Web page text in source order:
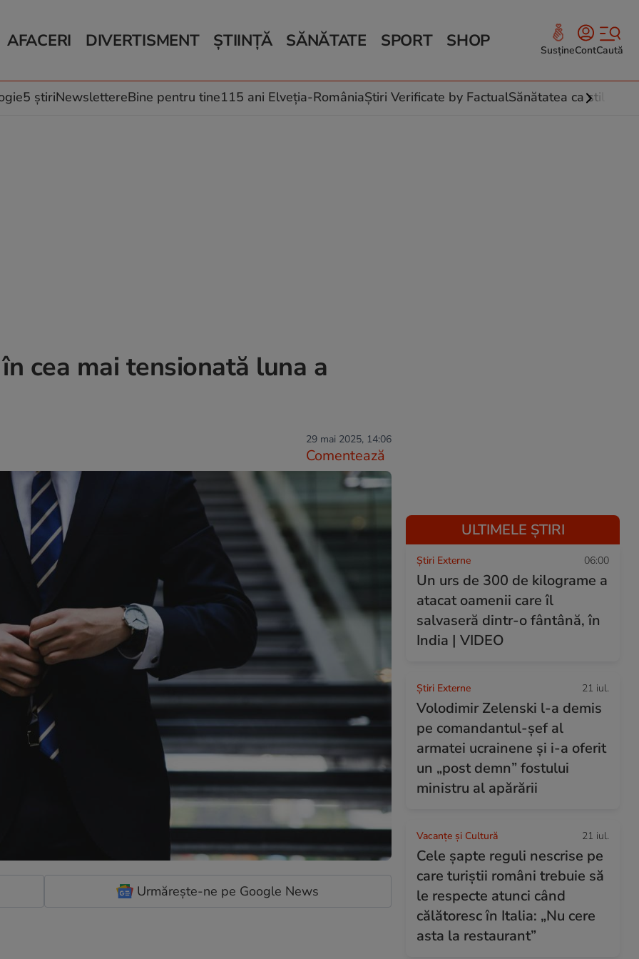
AFACERI
Auto
Locuri de muncă
DIVERTISMENT
Horoscop
Muzică și Filme
ȘTIINȚĂ
Schimbări climatice
SĂNĂTATE
Relații
Rețete culinare
SPORT SHOP SusțineContCaută
5 știriNewslettereBine pentru tine115 ani Elveția-RomâniaȘtiri Verificate by FactualSănătatea ca stil de
cea mai tensionată luna a
29 mai 2025, 14:06
Comentează
Urmărește-ne pe Google News
ULTIMELE ȘTIRI
Știri Externe 06:00
Un urs de 300 de kilograme a
atacat oamenii care îl
salvaseră dintr-o fântână, în
India | VIDEO
Știri Externe 21 iul.
Volodimir Zelenski l-a demis
pe comandantul-șef al
armatei ucrainene și i-a oferit
un „post demn” fostului
ministru al apărării
Vacanțe și Cultură 21 iul.
Cele șapte reguli nescrise pe
care turiștii români trebuie să
le respecte atunci când
călătoresc în Italia: „Nu cere
asta la restaurant”